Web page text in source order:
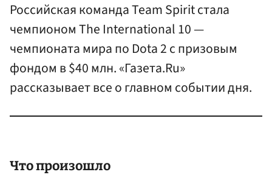
Российская команда Team Spirit стала
чемпионом The International 10 —
чемпионата мира по Dota 2 с призовым
фондом в $40 млн. «Газета.Ru»
рассказывает все о главном событии дня.
Что произошло